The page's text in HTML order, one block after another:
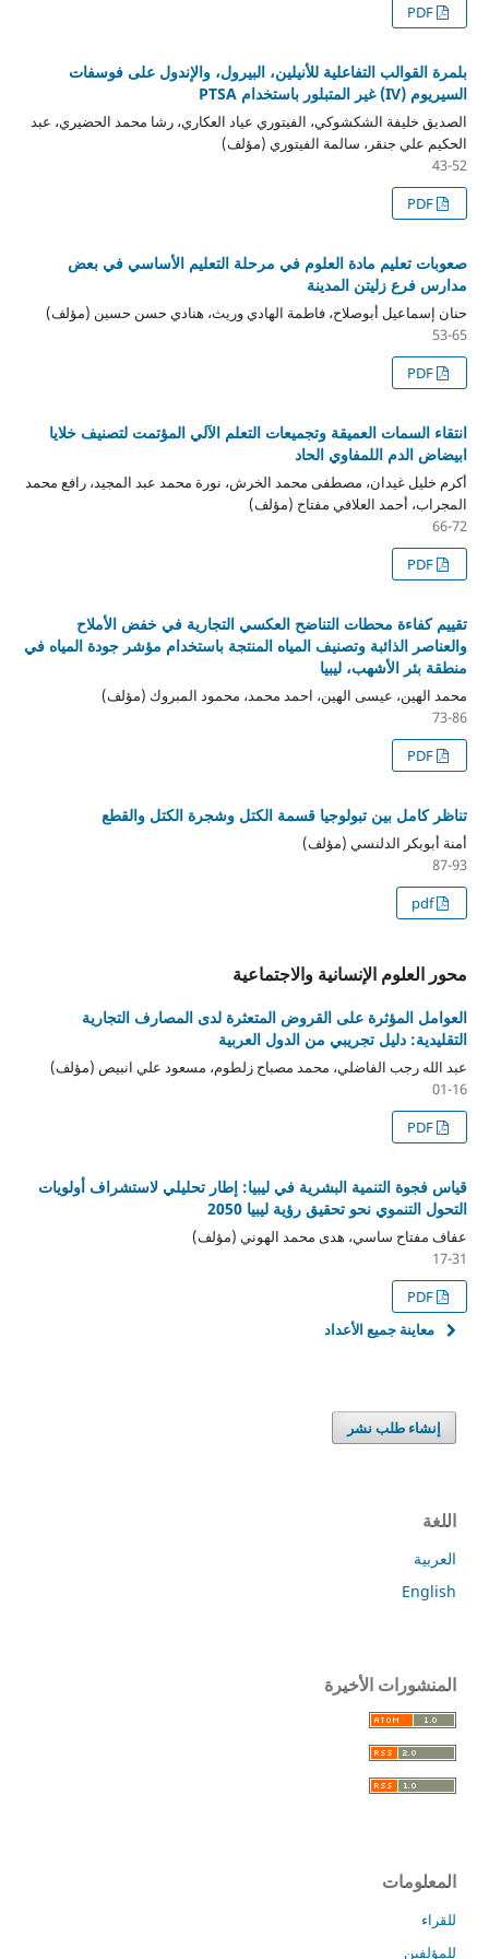
PDF
بلمرة القوالب التفاعلية للأنيلين، البيرول، والإندول على فوسفات
السيريوم (IV) غير المتبلور باستخدام PTSA
الصديق خليفة الشكشوكي، الفيتوري عياد العكاري، رشا محمد الحضيري، عبد
الحكيم علي جنقر، سالمة الفيتوري (مؤلف)
43-52
PDF
صعوبات تعليم مادة العلوم في مرحلة التعليم الأساسي في بعض
مدارس فرع زليتن المدينة
حنان إسماعيل أبوصلاح، فاطمة الهادي وريث، هنادي حسن حسين (مؤلف)
53-65
PDF
انتقاء السمات العميقة وتجميعات التعلم الآلي المؤتمت لتصنيف خلايا
ابيضاض الدم اللمفاوي الحاد
أكرم خليل غيدان، مصطفى محمد الخرش، نورة محمد عبد المجيد، رافع محمد
المجراب، أحمد العلافي مفتاح (مؤلف)
66-72
PDF
تقييم كفاءة محطات التناضح العكسي التجارية في خفض الأملاح
والعناصر الذائبة وتصنيف المياه المنتجة باستخدام مؤشر جودة المياه في
منطقة بئر الأشهب، ليبيا
محمد الهين، عيسى الهين، احمد محمد، محمود المبروك (مؤلف)
73-86
PDF
تناظر كامل بين تبولوجيا قسمة الكتل وشجرة الكتل والقطع
أمنة أبوبكر الدلنسي (مؤلف)
87-93
pdf
محور العلوم الإنسانية والاجتماعية
العوامل المؤثرة على القروض المتعثرة لدى المصارف التجارية
التقليدية: دليل تجريبي من الدول العربية
عبد الله رجب الفاضلي، محمد مصباح زلطوم، مسعود علي انبيص (مؤلف)
01-16
PDF
قياس فجوة التنمية البشرية في ليبيا: إطار تحليلي لاستشراف أولويات
التحول التنموي نحو تحقيق رؤية ليبيا 2050
عفاف مفتاح ساسي، هدى محمد الهوني (مؤلف)
17-31
PDF
معاينة جميع الأعداد
إنشاء طلب نشر
اللغة
العربية
English
المنشورات الأخيرة
المعلومات
للقراء
للمؤلفين